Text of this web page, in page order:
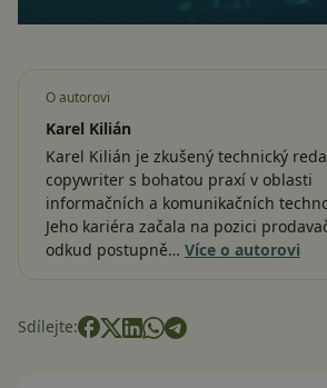
O autorovi
Karel Kilián
Karel Kilián je zkušený technický
copywriter s bohatou praxí v oblasti
informačních a komunikačních
Jeho kariéra začala na pozici
odkud postupně… Více o autorovi
Sdílejte: